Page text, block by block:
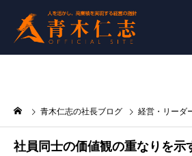
青木仁志の社長ブログ 経営・リーダ
社員同士の価値観の重なりを示